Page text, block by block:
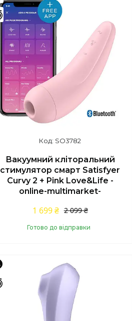
Залишилось 45 днів
SO3782
Вакуумний кліторальний
стимулятор смарт Satisfyer
Curvy 2 + Pink Love&Life -
online-multimarket-
2 099 ₴
1 699 ₴
Готово до відправки
Залишилось 42 дні